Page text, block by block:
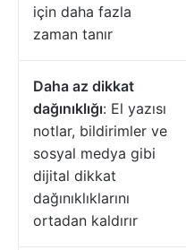
için daha fazla
zaman tanır
Daha az dikkat
dağınıklığı: El yazısı
notlar, bildirimler ve
sosyal medya gibi
dijital dikkat
dağınıklıklarını
ortadan kaldırır